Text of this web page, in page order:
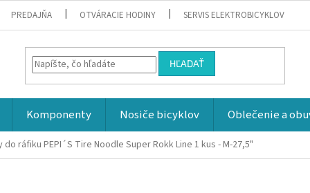
PREDAJŇA OTVÁRACIE HODINY SERVIS ELEKTROBICYKLOV
HĽADAŤ
Komponenty Nosiče bicyklov Oblečenie a
do ráfiku PEPI´S Tire Noodle Super Rokk Line 1 kus - M-27,5"